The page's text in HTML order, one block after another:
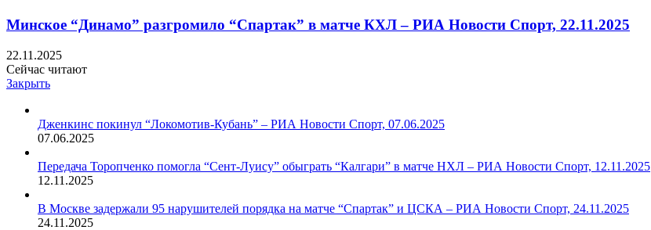
Минское “Динамо” разгромило “Спартак” в матче КХЛ – РИА Новости Спорт, 22.11.2025
22.11.2025
Сейчас читают
Закрыть
Дженкинс покинул “Локомотив-Кубань” – РИА Новости Спорт, 07.06.2025
07.06.2025
Передача Торопченко помогла “Сент-Луису” обыграть “Калгари” в матче НХЛ – РИА Новости Спорт, 12.11.2025
12.11.2025
В Москве задержали 95 нарушителей порядка на матче “Спартак” и ЦСКА – РИА Новости Спорт, 24.11.2025
24.11.2025